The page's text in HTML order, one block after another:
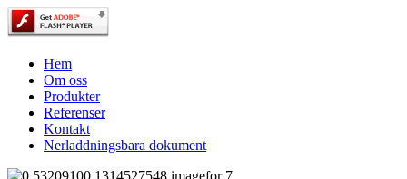
Hem
Om oss
Produkter
Referenser
Kontakt
Nerladdningsbara dokument